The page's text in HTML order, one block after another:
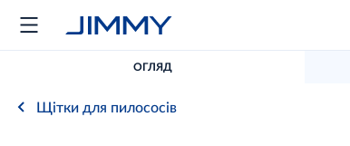
ОГЛЯД
Щітки для пилососів